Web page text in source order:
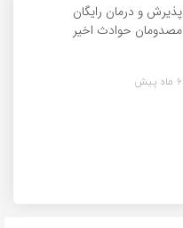
پذیرش و درمان رایگان
مصدومان حوادث اخیر
6 ماه پیش